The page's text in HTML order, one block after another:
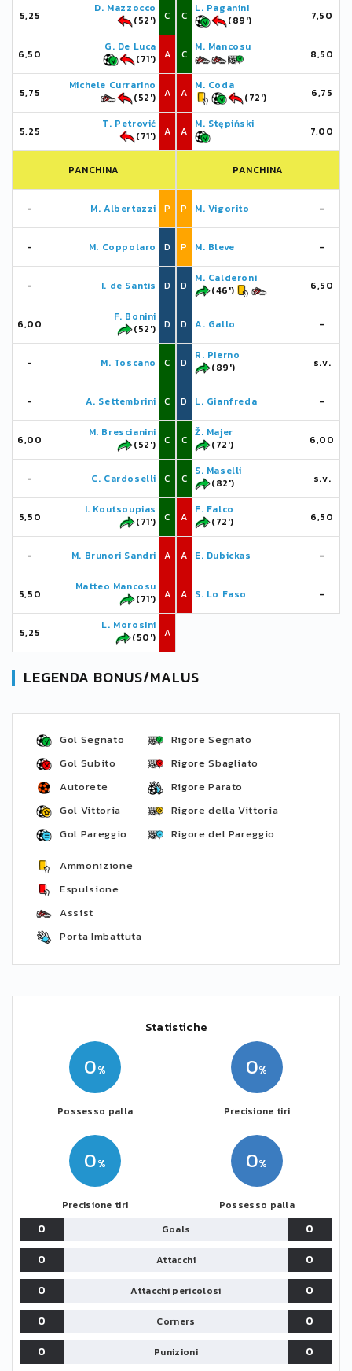
5,25
D. Mazzocco
(52')
C
6,50
G. De Luca
(71')
A
5,75
Michele Currarino
(52')
A
5,25
T. Petrović
(71')
A
PANCHINA
- M. Albertazzi P
- M. Coppolaro D
- I. de Santis D
6,00
F. Bonini
(52')
D
- M. Toscano C
- A. Settembrini C
6,00
M. Brescianini
(52')
C
- C. Cardoselli C
5,50
I. Koutsoupias
(71')
C
- M. Brunori Sandri A
5,50
Matteo Mancosu
(71')
A
5,25
L. Morosini
(50')
A
C
L. Paganini
(89')
7,50
C
M. Mancosu
8,50
A
M. Coda
(72')
6,75
A
M. Stępiński
7,00
PANCHINA
P M. Vigorito -
P M. Bleve -
D
M. Calderoni
(46')
6,50
D A. Gallo -
D
R. Pierno
(89')
s.v.
D L. Gianfreda -
C
Ž. Majer
(72')
6,00
C
S. Maselli
(82')
s.v.
A
F. Falco
(72')
6,50
A E. Dubickas -
A S. Lo Faso -
LEGENDA BONUS/MALUS
Gol Segnato
Gol Subito
Autorete
Gol Vittoria
Gol Pareggio
Rigore Segnato
Rigore Sbagliato
Rigore Parato
Rigore della Vittoria
Rigore del Pareggio
Ammonizione
Espulsione
Assist
Porta Imbattuta
Statistiche
0
Possesso palla
0
Precisione tiri
0
Possesso palla
0
Precisione tiri
0 Goals
0
0
Attacchi
0
0
Attacchi pericolosi
0
0
Corners
0
0
Punizioni 0